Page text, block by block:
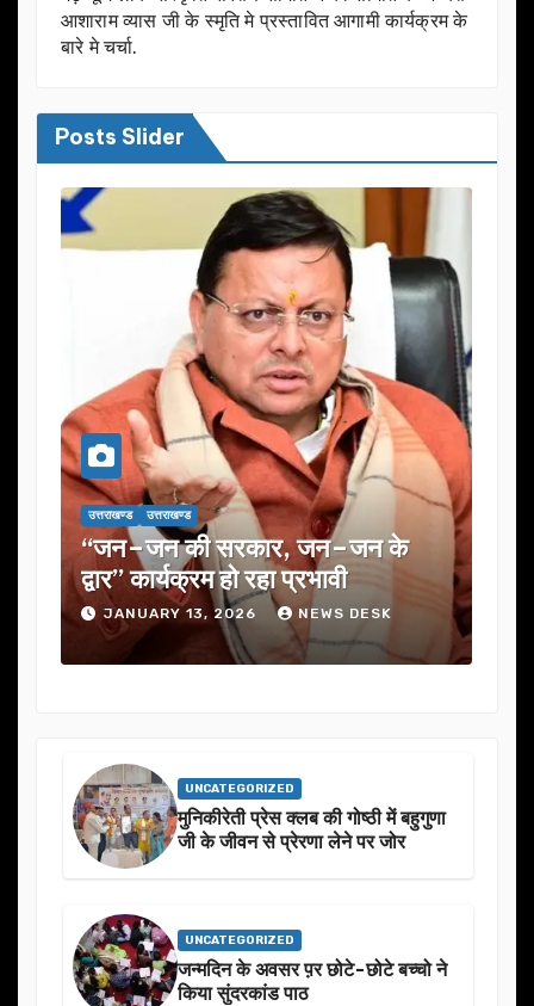
आशाराम व्यास जी के स्मृति मे प्रस्तावित आगामी कार्यक्रम के
बारे मे चर्चा.
Posts Slider
उत्तराखण्ड उत्तराखण्ड
“जन–जन की सरकार, जन–जन के
द्वार” कार्यक्रम हो रहा प्रभावी
JANUARY 13, 2026 NEWS DESK
UNCATEGORIZED
मुनिकीरेती प्रेस क्लब की गोष्ठी में बहुगुणा
जी के जीवन से प्रेरणा लेने पर जोर
UNCATEGORIZED
जन्मदिन के अवसर प़र छोटे-छोटे बच्चो ने
किया सुंदरकांड पाठ